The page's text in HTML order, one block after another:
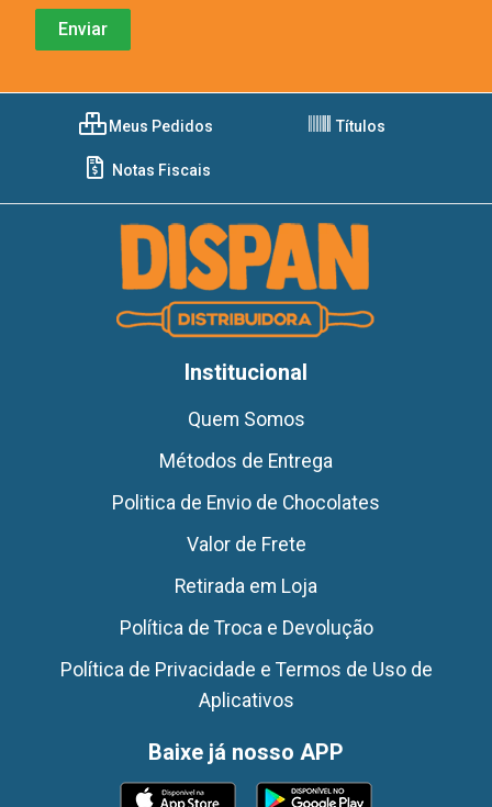
Meus Pedidos Títulos
Notas Fiscais
Institucional
Quem Somos
Métodos de Entrega
Politica de Envio de Chocolates
Valor de Frete
Retirada em Loja
Política de Troca e Devolução
Política de Privacidade e Termos de Uso de
Aplicativos
Baixe já nosso APP